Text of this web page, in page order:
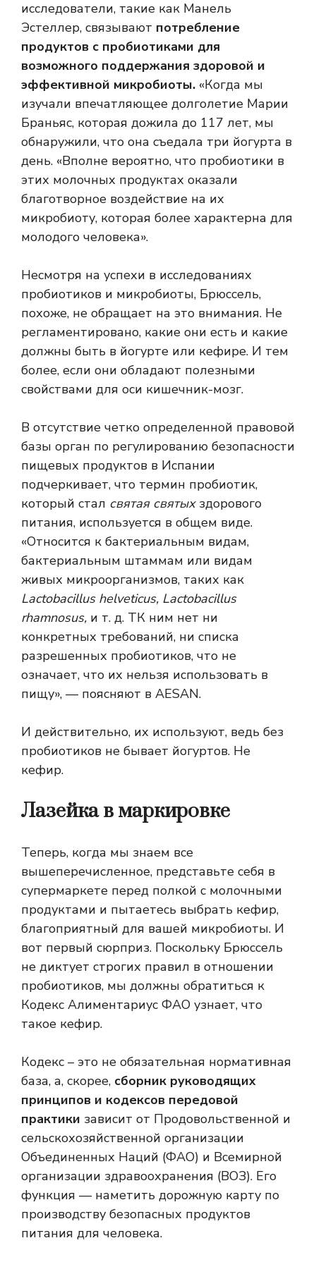
исследователи, такие как Манель
Эстеллер, связывают потребление
продуктов с пробиотиками для
возможного поддержания здоровой и
эффективной микробиоты. «Когда мы
изучали впечатляющее долголетие Марии
Браньяс, которая дожила до 117 лет, мы
обнаружили, что она съедала три йогурта в
день. «Вполне вероятно, что пробиотики в
этих молочных продуктах оказали
благотворное воздействие на их
микробиоту, которая более характерна для
молодого человека».
Несмотря на успехи в исследованиях
пробиотиков и микробиоты, Брюссель,
похоже, не обращает на это внимания. Не
регламентировано, какие они есть и какие
должны быть в йогурте или кефире. И тем
более, если они обладают полезными
свойствами для оси кишечник-мозг.
В отсутствие четко определенной правовой
базы орган по регулированию безопасности
пищевых продуктов в Испании
подчеркивает, что термин пробиотик,
который стал святая святыхздорового
питания, используется в общем виде.
«Относится к бактериальным видам,
бактериальным штаммам или видам
живых микроорганизмов, таких как
Lactobacillus helveticus, Lactobacillus
rhamnosus, и т. д. ТК ним нет ни
конкретных требований, ни списка
разрешенных пробиотиков, что не
означает, что их нельзя использовать в
пищу», — поясняют в AESAN.
И действительно, их используют, ведь без
пробиотиков не бывает йогуртов. Не
кефир.
Лазейка в маркировке
Теперь, когда мы знаем все
вышеперечисленное, представьте себя в
супермаркете перед полкой с молочными
продуктами и пытаетесь выбрать кефир,
благоприятный для вашей микробиоты. И
вот первый сюрприз. Поскольку Брюссель
не диктует строгих правил в отношении
пробиотиков, мы должны обратиться к
Кодекс Алиментариус ФАО узнает, что
такое кефир.
Кодекс – это не обязательная нормативная
база, а, скорее, сборник руководящих
принципов и кодексов передовой
практики зависит от Продовольственной и
сельскохозяйственной организации
Объединенных Наций (ФАО) и Всемирной
организации здравоохранения (ВОЗ). Его
функция — наметить дорожную карту по
производству безопасных продуктов
питания для человека.